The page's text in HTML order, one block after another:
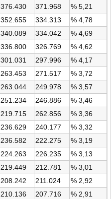
376.430 371.968
% 5,21
352.655 334.313
% 4,78
340.089 334.042
% 4,69
336.800 326.769
% 4,62
301.031 297.996
% 4,17
263.453 271.517
% 3,72
263.044 249.978
% 3,57
251.234 246.886
% 3,46
219.715 262.856
% 3,36
236.629 240.177
% 3,32
236.582 222.275
% 3,19
224.263 226.235
% 3,13
219.449 212.781
% 3,01
208.242 211.024
% 2,92
210.136 207.716
% 2,91